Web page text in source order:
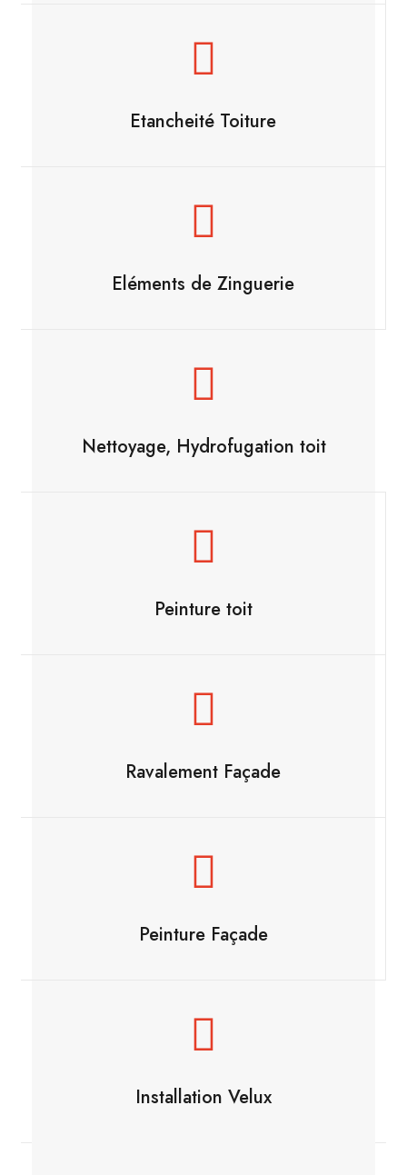
Etancheité Toiture
Eléments de Zinguerie
Nettoyage, Hydrofugation toit
Peinture toit
Ravalement Façade
Peinture Façade
Installation Velux